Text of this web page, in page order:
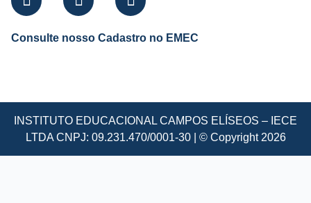
Consulte nosso Cadastro no EMEC
INSTITUTO EDUCACIONAL CAMPOS ELÍSEOS – IECE
LTDA CNPJ: 09.231.470/0001-30 | © Copyright 2026